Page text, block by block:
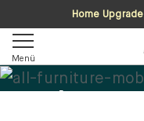
Home
Menü
Deine